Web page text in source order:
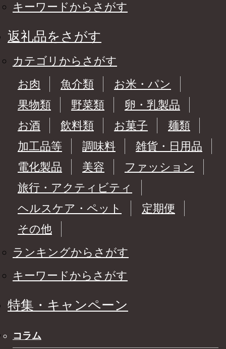
キーワードからさがす
返礼品をさがす
カテゴリからさがす
お肉
魚介類
お米・パン
果物類
野菜類
卵・乳製品
お酒
飲料類 お菓子
麺類
加工品等
調味料
雑貨・日用品
電化製品
美容
ファッション
旅行・アクティビティ
ヘルスケア・ペット
定期便
その他
ランキングからさがす
キーワードからさがす
特集・キャンペーン
コラム